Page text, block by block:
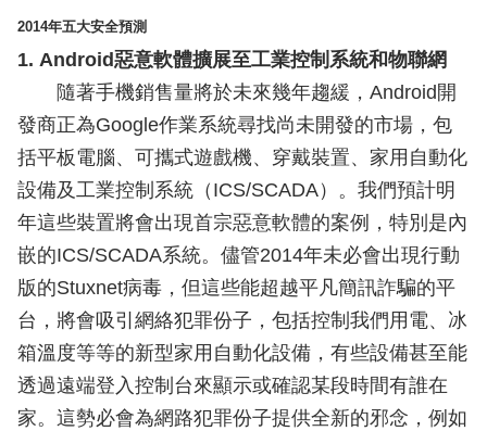
2014年五大安全預測
1. Android惡意軟體擴展至工業控制系統和物聯網
隨著手機銷售量將於未來幾年趨緩，Android開
發商正為Google作業系統尋找尚未開發的市場，包
括平板電腦、可攜式遊戲機、穿戴裝置、家用自動化
設備及工業控制系統（ICS/SCADA）。我們預計明
年這些裝置將會出現首宗惡意軟體的案例，特別是內
嵌的ICS/SCADA系統。儘管2014年未必會出現行動
版的Stuxnet病毒，但這些能超越平凡簡訊詐騙的平
台，將會吸引網絡犯罪份子，包括控制我們用電、冰
箱溫度等等的新型家用自動化設備，有些設備甚至能
透過遠端登入控制台來顯示或確認某段時間有誰在
家。這勢必會為網路犯罪份子提供全新的邪念，例如